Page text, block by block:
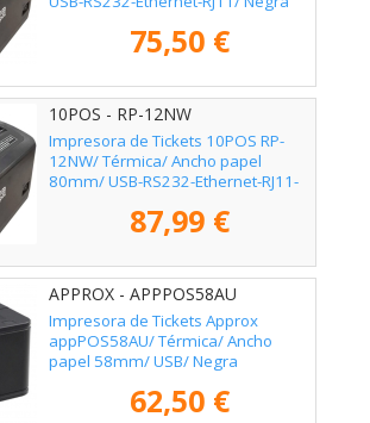
75,50 €
10POS - RP-12NW
Impresora de Tickets 10POS RP-
12NW/ Térmica/ Ancho papel
80mm/ USB-RS232-Ethernet-RJ11-
87,99 €
APPROX - APPPOS58AU
Impresora de Tickets Approx
appPOS58AU/ Térmica/ Ancho
papel 58mm/ USB/ Negra
62,50 €